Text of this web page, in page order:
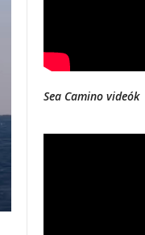
Sea Camino videók